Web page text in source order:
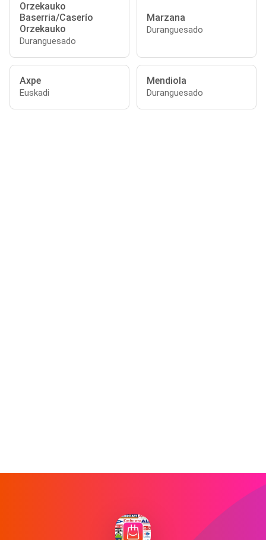
Orzekauko
Baserria/Caserío
Orzekauko
Duranguesado
Marzana
Duranguesado
Axpe
Euskadi
Mendiola
Duranguesado